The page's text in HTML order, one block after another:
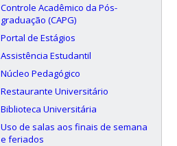
Controle Acadêmico da Pós-
graduação (CAPG)
Portal de Estágios
Assistência Estudantil
Núcleo Pedagógico
Restaurante Universitário
Biblioteca Universitária
Uso de salas aos finais de semana
e feriados